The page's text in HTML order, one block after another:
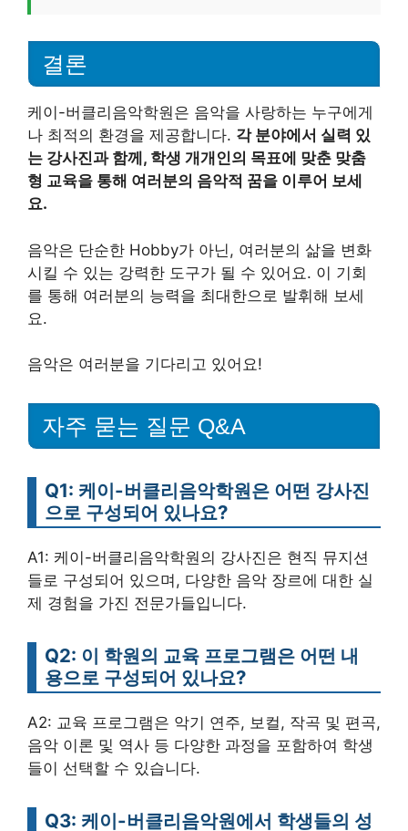
결론
케이-버클리음악학원은 음악을 사랑하는 누구에게
나 최적의 환경을 제공합니다. 각 분야에서 실력 있
는 강사진과 함께, 학생 개개인의 목표에 맞춘 맞춤
형 교육을 통해 여러분의 음악적 꿈을 이루어 보세
요.
음악은 단순한 Hobby가 아닌, 여러분의 삶을 변화
시킬 수 있는 강력한 도구가 될 수 있어요. 이 기회
를 통해 여러분의 능력을 최대한으로 발휘해 보세
요.
음악은 여러분을 기다리고 있어요!
자주 묻는 질문 Q&A
Q1: 케이-버클리음악학원은 어떤 강사진
으로 구성되어 있나요?
A1: 케이-버클리음악학원의 강사진은 현직 뮤지션
들로 구성되어 있으며, 다양한 음악 장르에 대한 실
제 경험을 가진 전문가들입니다.
Q2: 이 학원의 교육 프로그램은 어떤 내
용으로 구성되어 있나요?
A2: 교육 프로그램은 악기 연주, 보컬, 작곡 및 편곡,
음악 이론 및 역사 등 다양한 과정을 포함하여 학생
들이 선택할 수 있습니다.
Q3: 케이-버클리음악원에서 학생들의 성